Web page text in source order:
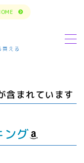
買える
含まれています
グ